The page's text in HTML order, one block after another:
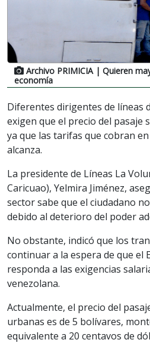
Archivo PRIMICIA | Quieren
economía
Diferentes dirigentes de líneas
exigen que el precio del pasaje
ya que las tarifas que cobran
alcanza.
La presidente de Líneas La
Caricuao), Yelmira Jiménez,
sector sabe que el ciudadano
debido al deterioro del poder
No obstante, indicó que los
continuar a la espera de que el
responda a las exigencias
venezolana.
Actualmente, el precio del
urbanas es de 5 bolívares,
equivalente a 20 centavos de